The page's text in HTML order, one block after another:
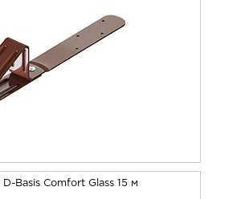
Basis Comfort Glass 15 м